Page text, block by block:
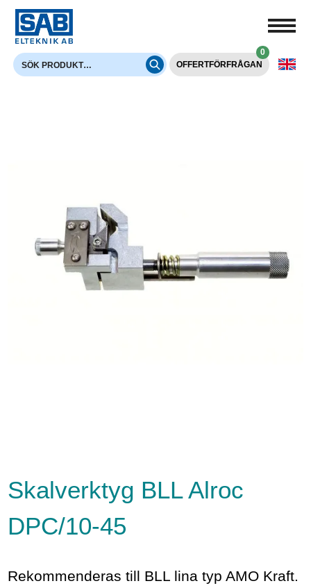
OFFERTFÖRFRÅGAN
0
Skalverktyg BLL Alroc
DPC/10-45
Rekommenderas till BLL lina typ AMO Kraft.